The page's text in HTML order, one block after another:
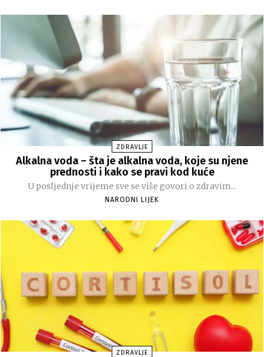
ZDRAVLJE
Alkalna voda – šta je alkalna voda, koje su njene
prednosti i kako se pravi kod kuće
U posljednje vrijeme sve se više govori o zdravim...
NARODNI LIJEK
ZDRAVLJE